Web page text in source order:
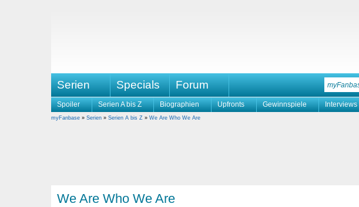
Serien Specials Forum
Spoiler Serien A bis Z Biographien Upfronts Gewinnspiele Interviews
myFanbase » Serien » Serien A bis Z » We Are Who We Are
We Are Who We Are